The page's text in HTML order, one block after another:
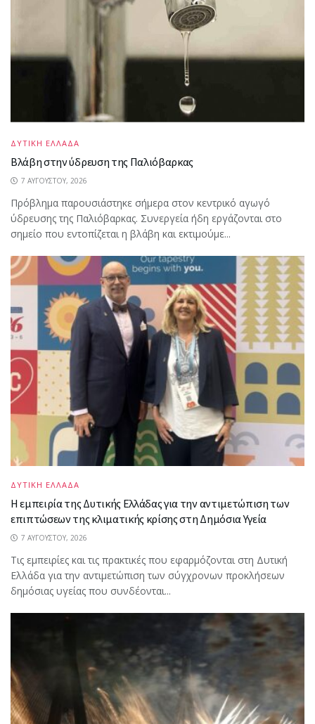
ΔΥΤΙΚΗ ΕΛΛΑΔΑ
Βλάβη στην ύδρευση της Παλιόβαρκας
7 ΑΥΓΟΎΣΤΟΥ, 2026
Πρόβλημα παρουσιάστηκε σήμερα στον κεντρικό αγωγό
ύδρευσης της Παλιόβαρκας. Συνεργεία ήδη εργάζονται στο
σημείο που εντοπίζεται η βλάβη και εκτιμούμε...
ΔΥΤΙΚΗ ΕΛΛΑΔΑ
Η εμπειρία της Δυτικής Ελλάδας για την αντιμετώπιση των
επιπτώσεων της κλιματικής κρίσης στη Δημόσια Υγεία
7 ΑΥΓΟΎΣΤΟΥ, 2026
Τις εμπειρίες και τις πρακτικές που εφαρμόζονται στη Δυτική
Ελλάδα για την αντιμετώπιση των σύγχρονων προκλήσεων
δημόσιας υγείας που συνδέονται...